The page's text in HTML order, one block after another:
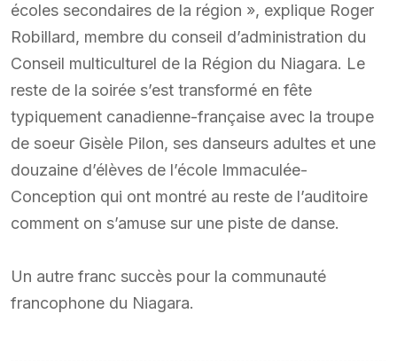
écoles secondaires de la région », explique Roger
Robillard, membre du conseil d’administration du
Conseil multiculturel de la Région du Niagara. Le
reste de la soirée s’est transformé en fête
typiquement canadienne-française avec la troupe
de soeur Gisèle Pilon, ses danseurs adultes et une
douzaine d’élèves de l’école Immaculée-
Conception qui ont montré au reste de l’auditoire
comment on s’amuse sur une piste de danse.
Un autre franc succès pour la communauté
francophone du Niagara.